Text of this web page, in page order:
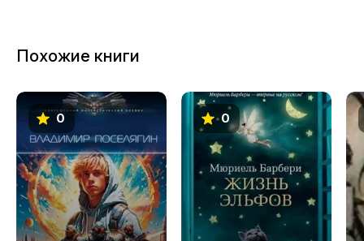
12
13
14
15
16
17
Похожие книги
0 0